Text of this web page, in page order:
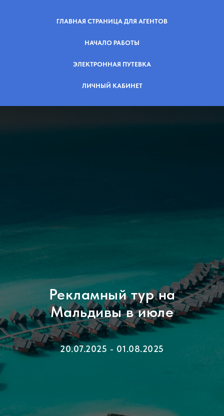
ГЛАВНАЯ СТРАНИЦА ДЛЯ АГЕНТОВ
НАЧАЛО РАБОТЫ
ЭЛЕКТРОННАЯ ПУТЕВКА
ЛИЧНЫЙ КАБИНЕТ
Рекламный тур на
Мальдивы в июле
20.07.2025 - 01.08.2025